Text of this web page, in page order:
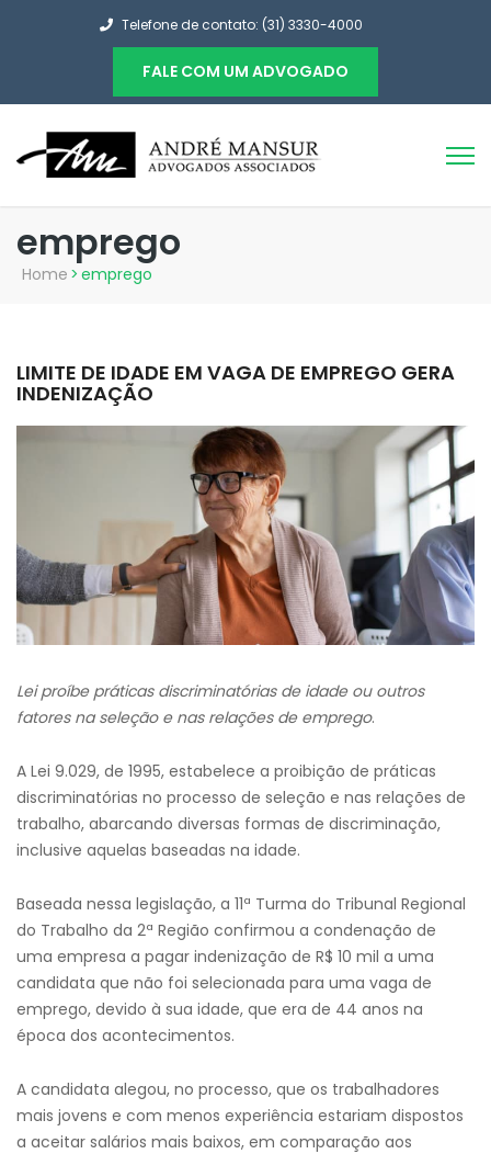
Telefone de contato: (31) 3330-4000
FALE COM UM ADVOGADO
emprego
Home > emprego
LIMITE DE IDADE EM VAGA DE EMPREGO GERA
INDENIZAÇÃO
Lei proíbe práticas discriminatórias de idade ou outros
fatores na seleção e nas relações de emprego.
A Lei 9.029, de 1995, estabelece a proibição de práticas
discriminatórias no processo de seleção e nas relações de
trabalho, abarcando diversas formas de discriminação,
inclusive aquelas baseadas na idade.
Baseada nessa legislação, a 11ª Turma do Tribunal Regional
do Trabalho da 2ª Região confirmou a condenação de
uma empresa a pagar indenização de R$ 10 mil a uma
candidata que não foi selecionada para uma vaga de
emprego, devido à sua idade, que era de 44 anos na
época dos acontecimentos.
A candidata alegou, no processo, que os trabalhadores
mais jovens e com menos experiência estariam dispostos
a aceitar salários mais baixos, em comparação aos